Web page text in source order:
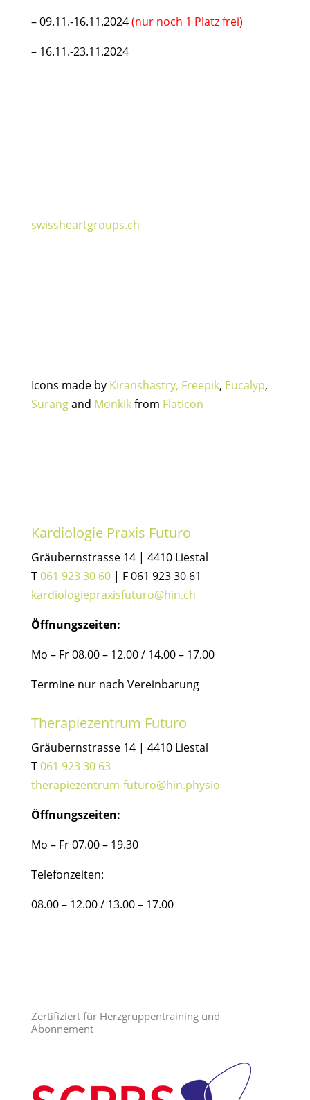
– 09.11.-16.11.2024(nur noch 1 Platz frei)
– 16.11.-23.11.2024
swissheartgroups.ch
Icons made by Kiranshastry, Freepik, Eucalyp,
Surangand Monkikfrom Flaticon
Kardiologie Praxis Futuro
Gräubernstrasse 14 | 4410 Liestal
T061 923 30 60| F 061 923 30 61
kardiologiepraxisfuturo@hin.ch
Öffnungszeiten:
Mo – Fr 08.00 – 12.00 / 14.00 – 17.00
Termine nur nach Vereinbarung
Therapiezentrum Futuro
Gräubernstrasse 14 | 4410 Liestal
T061 923 30 63
therapiezentrum-futuro@hin.physio
Öffnungszeiten:
Mo – Fr 07.00 – 19.30
Telefonzeiten:
08.00 – 12.00 / 13.00 – 17.00
Zertifiziert für Herzgruppentraining und
Abonnement